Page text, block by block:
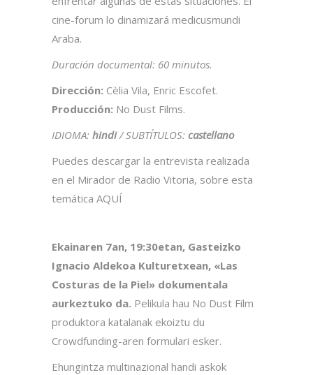
cine-forum lo dinamizará medicusmundi
Araba.
Duración documental: 60 minutos.
Dirección: Cèlia Vila, Enric Escofet.
Producción: No Dust Films.
IDIOMA: hindi / SUBTÍTULOS: castellano
Puedes descargar la entrevista realizada
en el Mirador de Radio Vitoria, sobre esta
temática AQUÍ
Ekainaren 7an, 19:30etan, Gasteizko
Ignacio Aldekoa Kulturetxean, «Las
Costuras de la Piel» dokumentala
aurkeztuko da. Pelikula hau No Dust Film
produktora katalanak ekoiztu du
Crowdfunding-aren formulari esker.
Ehungintza multinazional handi askok